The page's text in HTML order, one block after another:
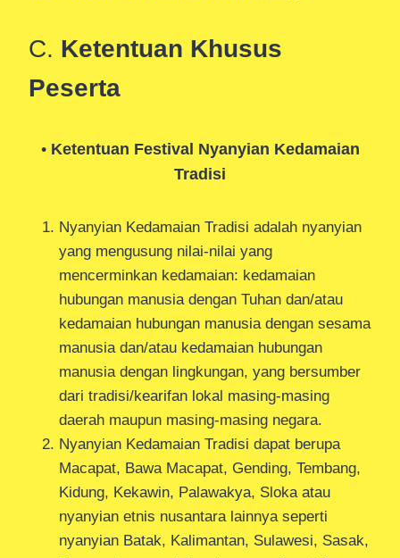
C. Ketentuan Khusus
Peserta
• Ketentuan Festival Nyanyian Kedamaian
Tradisi
Nyanyian Kedamaian Tradisi adalah nyanyian
yang mengusung nilai-nilai yang
mencerminkan kedamaian: kedamaian
hubungan manusia dengan Tuhan dan/atau
kedamaian hubungan manusia dengan sesama
manusia dan/atau kedamaian hubungan
manusia dengan lingkungan, yang bersumber
dari tradisi/kearifan lokal masing-masing
daerah maupun masing-masing negara.
Nyanyian Kedamaian Tradisi dapat berupa
Macapat, Bawa Macapat, Gending, Tembang,
Kidung, Kekawin, Palawakya, Sloka atau
nyanyian etnis nusantara lainnya seperti
nyanyian Batak, Kalimantan, Sulawesi, Sasak,